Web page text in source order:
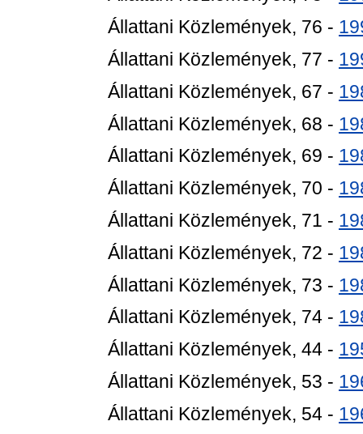
Állattani Közlemények, 76 -
Állattani Közlemények, 77 -
Állattani Közlemények, 67 -
Állattani Közlemények, 68 -
Állattani Közlemények, 69 -
Állattani Közlemények, 70 -
Állattani Közlemények, 71 -
Állattani Közlemények, 72 -
Állattani Közlemények, 73 -
Állattani Közlemények, 74 -
Állattani Közlemények, 44 -
Állattani Közlemények, 53 -
Állattani Közlemények, 54 -